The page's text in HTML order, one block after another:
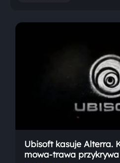
Ubisoft kasuje Alterra.
mowa-trawa